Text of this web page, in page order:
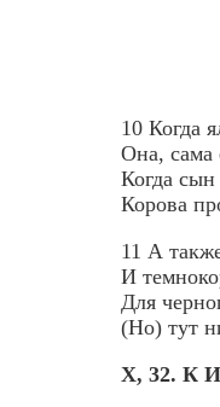
10 Когда
Она, сама
Когда сын
Корова
11 А
И
Для
(Но) тут
X, 32. К